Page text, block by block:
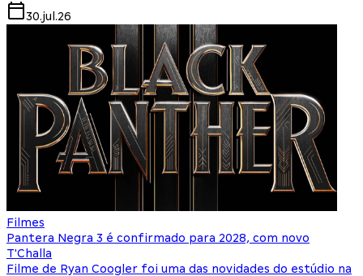
30.jul.26
Filmes
Pantera Negra 3 é confirmado para 2028, com novo
T'Challa
Filme de Ryan Coogler foi uma das novidades do estúdio na